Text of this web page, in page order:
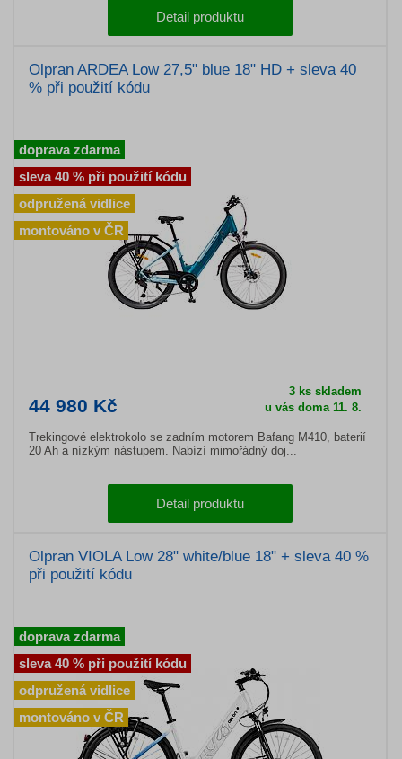
Detail produktu
Olpran ARDEA Low 27,5" blue 18" HD + sleva 40
% při použití kódu
44 980 Kč
3 ks skladem
u vás doma 11. 8.
Trekingové elektrokolo se zadním motorem Bafang M410, baterií
20 Ah a nízkým nástupem. Nabízí mimořádný doj...
Detail produktu
doprava zdarma
sleva 40 % při použití kódu
odpružená vidlice
montováno v ČR
Olpran VIOLA Low 28" white/blue 18" + sleva 40 %
při použití kódu
doprava zdarma
sleva 40 % při použití kódu
odpružená vidlice
montováno v ČR